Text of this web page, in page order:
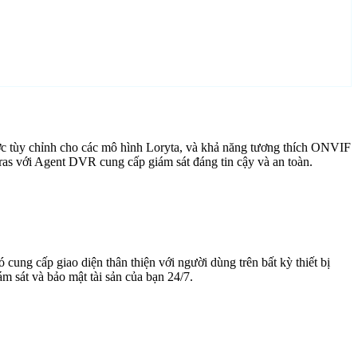
tùy chỉnh cho các mô hình Loryta, và khả năng tương thích ONVIF
với Agent DVR cung cấp giám sát đáng tin cậy và an toàn.
cấp giao diện thân thiện với người dùng trên bất kỳ thiết bị
sát và bảo mật tài sản của bạn 24/7.